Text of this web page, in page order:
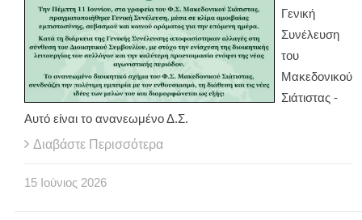
Γενική
Συνέλευση
του
Μακεδονικού
Σιάτιστας -
Αυτό είναι το ανανεωμένο Δ.Σ.
Διαβάστε Περισσότερα
15 Ιούνιος 2026